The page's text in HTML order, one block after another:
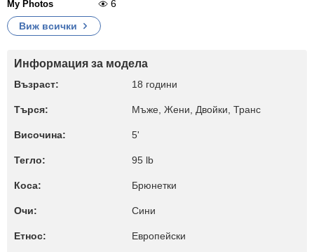
My Photos
6
Виж всички
Информация за модела
Възраст: 18 години
Търся: Мъже, Жени, Двойки, Транс
Височина: 5'
Тегло: 95 lb
Коса: Брюнетки
Очи: Сини
Етнос: Европейски